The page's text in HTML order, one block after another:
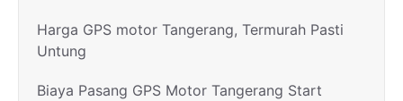
Harga GPS motor Tangerang, Termurah Pasti
Untung
Biaya Pasang GPS Motor Tangerang Start